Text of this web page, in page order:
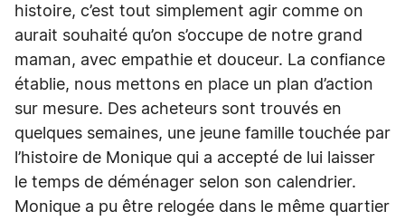
histoire, c’est tout simplement agir comme on
aurait souhaité qu’on s’occupe de notre grand
maman, avec empathie et douceur. La confiance
établie, nous mettons en place un plan d’action
sur mesure. Des acheteurs sont trouvés en
quelques semaines, une jeune famille touchée par
l’histoire de Monique qui a accepté de lui laisser
le temps de déménager selon son calendrier.
Monique a pu être relogée dans le même quartier